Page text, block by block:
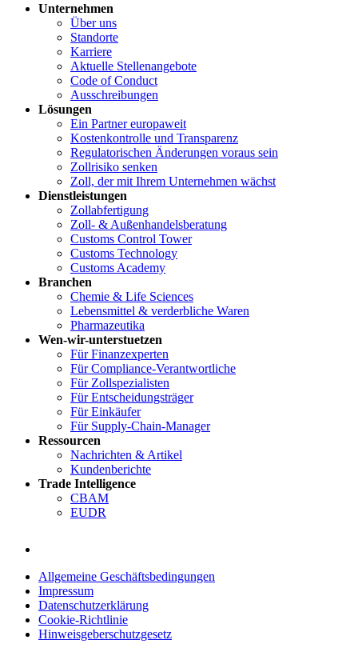
Unternehmen
Über uns
Standorte
Karriere
Aktuelle Stellenangebote
Code of Conduct
Ausschreibungen
Lösungen
Ein Partner europaweit
Kostenkontrolle und Transparenz
Regulatorischen Änderungen voraus sein
Zollrisiko senken
Zoll, der mit Ihrem Unternehmen wächst
Dienstleistungen
Zollabfertigung
Zoll- & Außenhandelsberatung
Customs Control Tower
Customs Technology
Customs Academy
Branchen
Chemie & Life Sciences
Lebensmittel & verderbliche Waren
Pharmazeutika
Wen-wir-unterstuetzen
Für Finanzexperten
Für Compliance-Verantwortliche
Für Zollspezialisten
Für Entscheidungsträger
Für Einkäufer
Für Supply-Chain-Manager
Ressourcen
Nachrichten & Artikel
Kundenberichte
Trade Intelligence
CBAM
EUDR
Allgemeine Geschäftsbedingungen
Impressum
Datenschutzerklärung
Cookie-Richtlinie
Hinweisgeberschutzgesetz